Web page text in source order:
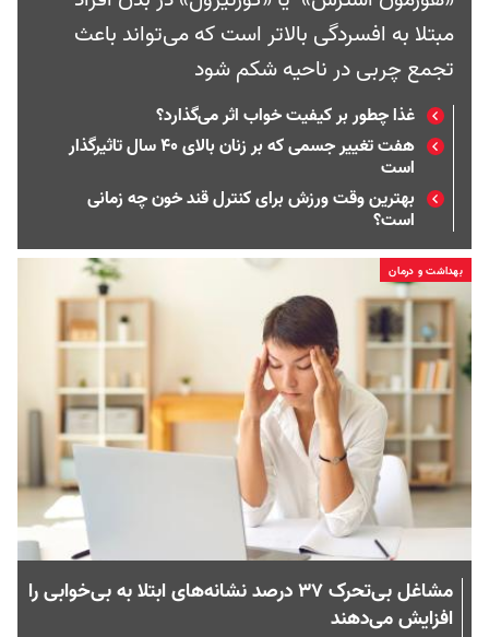
مبتلا به افسردگی بالاتر است که می‌تواند باعث
تجمع چربی در ناحیه شکم شود
غذا چطور بر کیفیت خواب اثر می‌گذارد؟
هفت تغییر جسمی که بر زنان بالای ۴۰ سال تاثیرگذار
است
بهترین وقت ورزش برای کنترل قند خون چه زمانی
است؟
بهداشت و درمان
مشاغل بی‌تحرک ۳۷ درصد نشانه‌های ابتلا به بی‌خوابی را
افزایش می‌دهند